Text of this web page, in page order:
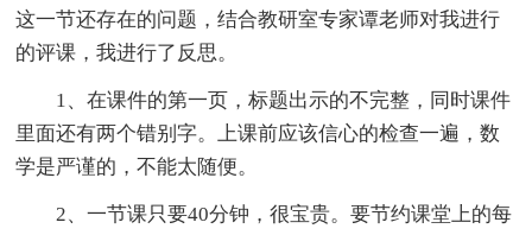
这一节还存在的问题，结合教研室专家谭老师对我进行
的评课，我进行了反思。
1、在课件的第一页，标题出示的不完整，同时课件
里面还有两个错别字。上课前应该信心的检查一遍，数
学是严谨的，不能太随便。
2、一节课只要40分钟，很宝贵。要节约课堂上的每